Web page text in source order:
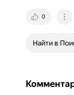
0
Найти в